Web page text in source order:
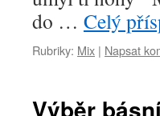
do … Celý
Rubriky: Mix | Napsat
Výběr